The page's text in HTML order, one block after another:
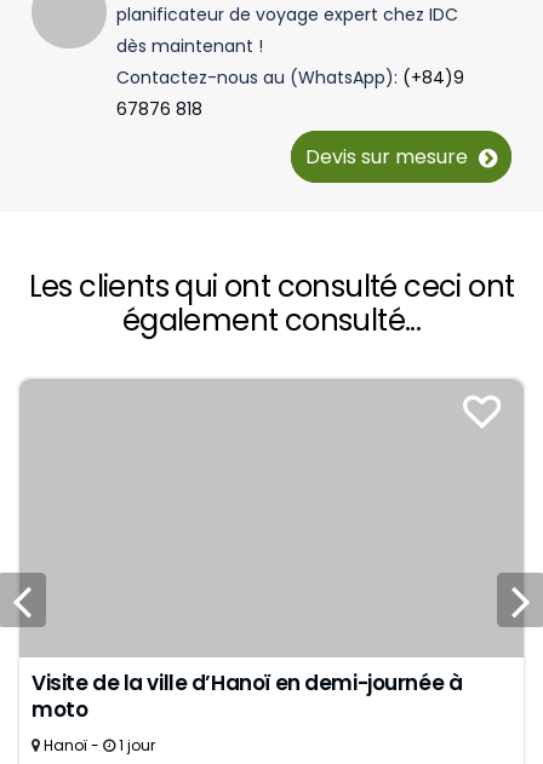
planificateur de voyage expert chez IDC
dès maintenant !
Contactez-nous au (WhatsApp): (+84)9
67876 818
Devis sur mesure
Les clients qui ont consulté ceci ont
également consulté...
Visite de la ville d’Hanoï en demi-journée à
moto
Hanoï - 1 jour